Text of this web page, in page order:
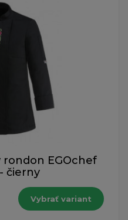
rondon EGOchef
čierny
Vybrať variant